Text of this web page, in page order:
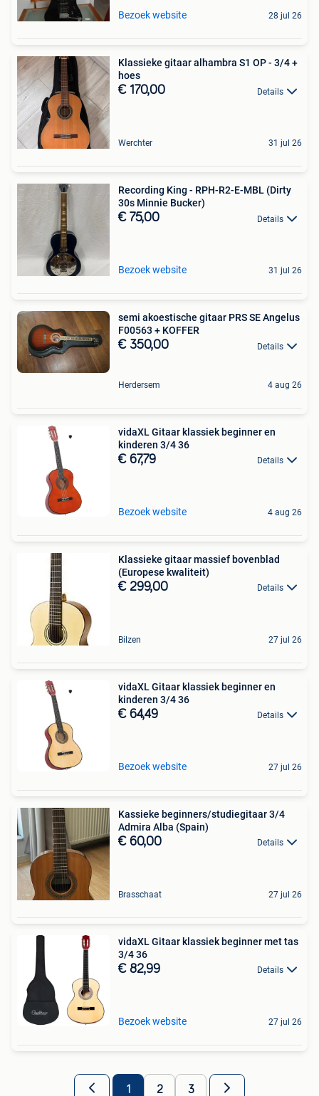
Bezoek website 28 jul 26
Klassieke gitaar alhambra S1 OP - 3/4 +
hoes
€ 170,00 Details
Werchter 31 jul 26
Recording King - RPH-R2-E-MBL (Dirty
30s Minnie Bucker)
€ 75,00 Details
Bezoek website 31 jul 26
semi akoestische gitaar PRS SE Angelus
F00563 + KOFFER
€ 350,00 Details
Herdersem 4 aug 26
vidaXL Gitaar klassiek beginner en
kinderen 3/4 36
€ 67,79 Details
Bezoek website 4 aug 26
Klassieke gitaar massief bovenblad
(Europese kwaliteit)
€ 299,00 Details
Bilzen 27 jul 26
vidaXL Gitaar klassiek beginner en
kinderen 3/4 36
€ 64,49 Details
Bezoek website 27 jul 26
Kassieke beginners/studiegitaar 3/4
Admira Alba (Spain)
€ 60,00 Details
Brasschaat 27 jul 26
vidaXL Gitaar klassiek beginner met tas
3/4 36
€ 82,99 Details
Bezoek website 27 jul 26
1 2 3